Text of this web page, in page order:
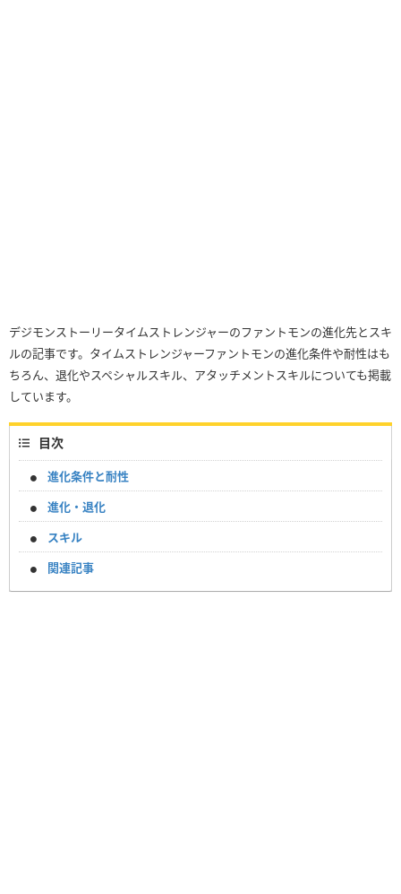
デジモンストーリータイムストレンジャーのファントモンの進化先とスキ
ルの記事です。タイムストレンジャーファントモンの進化条件や耐性はも
ちろん、退化やスペシャルスキル、アタッチメントスキルについても掲載
しています。
目次
進化条件と耐性
進化・退化
スキル
関連記事